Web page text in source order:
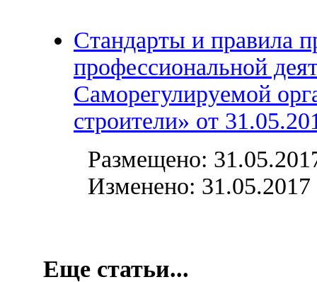
Стандарты и правила
профессиональной
Саморегулируемой
строители» от
Размещено:
Изменено: 31.05.2017
Еще статьи...